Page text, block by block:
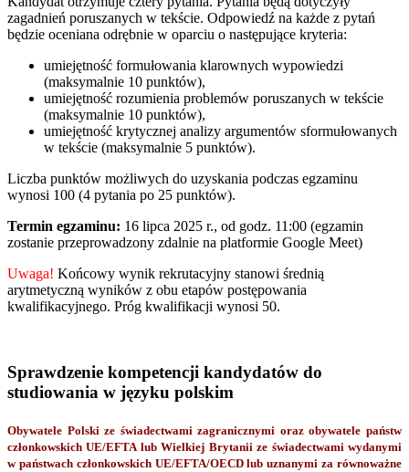
zagadnień poruszanych w tekście. Odpowiedź na każde z pytań
będzie oceniana odrębnie w oparciu o następujące kryteria:
umiejętność formułowania klarownych wypowiedzi
(maksymalnie 10 punktów),
umiejętność rozumienia problemów poruszanych w tekście
(maksymalnie 10 punktów),
umiejętność krytycznej analizy argumentów sformułowanych
w tekście (maksymalnie 5 punktów).
Liczba punktów możliwych do uzyskania podczas egzaminu
wynosi 100 (4 pytania po 25 punktów).
Termin egzaminu: 16 lipca 2025 r., od godz. 11:00 (egzamin
zostanie przeprowadzony zdalnie na platformie Google Meet)
Uwaga! Końcowy wynik rekrutacyjny stanowi średnią
arytmetyczną wyników z obu etapów postępowania
kwalifikacyjnego. Próg kwalifikacji wynosi 50.
Sprawdzenie kompetencji kandydatów do
studiowania w języku polskim
Obywatele Polski ze świadectwami zagranicznymi oraz obywatele państw
członkowskich UE/EFTA lub Wielkiej Brytanii ze świadectwami wydanymi
w państwach członkowskich UE/EFTA/OECD lub uznanymi za równoważne